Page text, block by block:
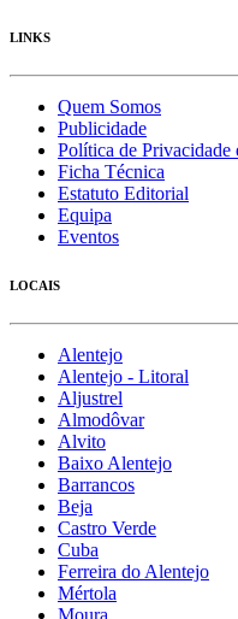
LINKS
Quem Somos
Publicidade
Política de Privacidade
Ficha Técnica
Estatuto Editorial
Equipa
Eventos
LOCAIS
Alentejo
Alentejo - Litoral
Aljustrel
Almodôvar
Alvito
Baixo Alentejo
Barrancos
Beja
Castro Verde
Cuba
Ferreira do Alentejo
Mértola